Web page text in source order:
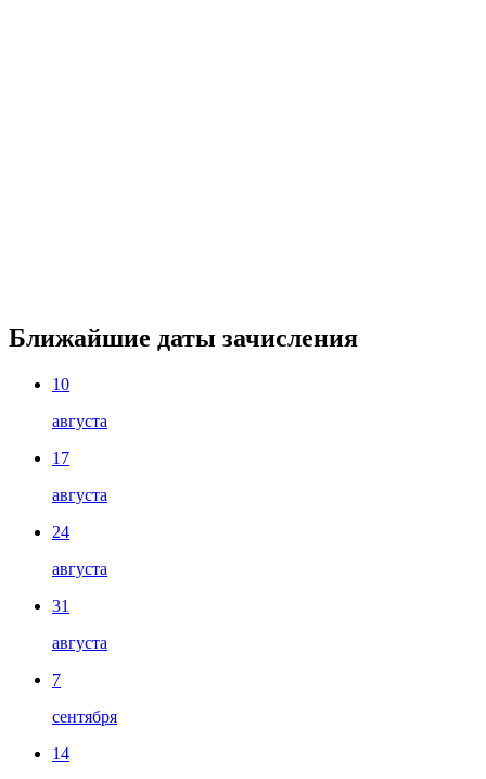
Ближайшие даты зачисления
10
августа
17
августа
24
августа
31
августа
7
сентября
14